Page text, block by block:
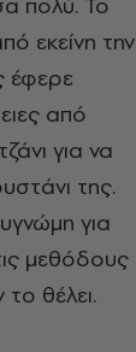
εκείνη την
έφερε
από
για να
της.
για
μεθόδους
θέλει.